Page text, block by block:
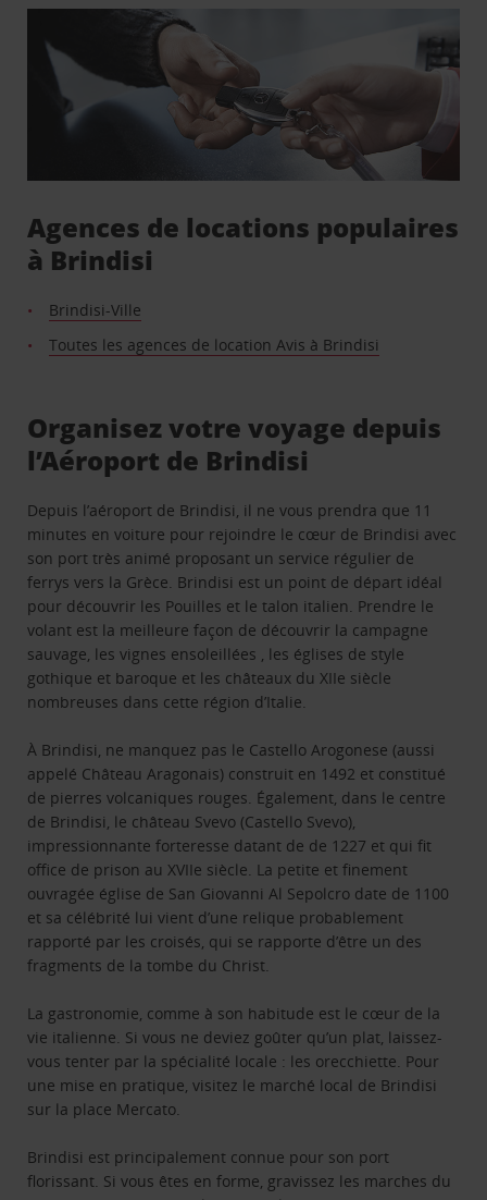
Agences de locations populaires
à Brindisi
Brindisi-Ville
Toutes les agences de location Avis à Brindisi
Organisez votre voyage depuis
l’Aéroport de Brindisi
Depuis l’aéroport de Brindisi, il ne vous prendra que 11
minutes en voiture pour rejoindre le cœur de Brindisi avec
son port très animé proposant un service régulier de
ferrys vers la Grèce. Brindisi est un point de départ idéal
pour découvrir les Pouilles et le talon italien. Prendre le
volant est la meilleure façon de découvrir la campagne
sauvage, les vignes ensoleillées , les églises de style
gothique et baroque et les châteaux du XIIe siècle
nombreuses dans cette région d’Italie.
À Brindisi, ne manquez pas le Castello Arogonese (aussi
appelé Château Aragonais) construit en 1492 et constitué
de pierres volcaniques rouges. Également, dans le centre
de Brindisi, le château Svevo (Castello Svevo),
impressionnante forteresse datant de de 1227 et qui fit
office de prison au XVIIe siècle. La petite et finement
ouvragée église de San Giovanni Al Sepolcro date de 1100
et sa célébrité lui vient d’une relique probablement
rapporté par les croisés, qui se rapporte d’être un des
fragments de la tombe du Christ.
La gastronomie, comme à son habitude est le cœur de la
vie italienne. Si vous ne deviez goûter qu’un plat, laissez-
vous tenter par la spécialité locale : les orecchiette. Pour
une mise en pratique, visitez le marché local de Brindisi
sur la place Mercato.
Brindisi est principalement connue pour son port
florissant. Si vous êtes en forme, gravissez les marches du